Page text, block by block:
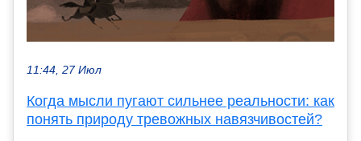
11:44, 27 Июл
Когда мысли пугают сильнее реальности: как
понять природу тревожных навязчивостей?